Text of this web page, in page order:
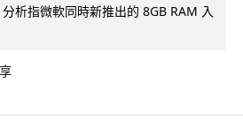
析指微軟同時新推出的 8GB RAM 入